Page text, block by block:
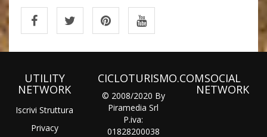
UTILITY
NETWORK
Iscrivi Struttura
Privacy
CICLOTURISMO.COM
© 2008/2020 By
Piramedia Srl
P.iva:
01828200038
SOCIAL
NETWORK